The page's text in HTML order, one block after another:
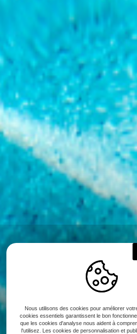
Nous utilisons des cookies pour améliorer
cookies essentiels garantissent le bon
que les cookies d'analyse nous aident à
l'utilisez. Les cookies de personnalisation et